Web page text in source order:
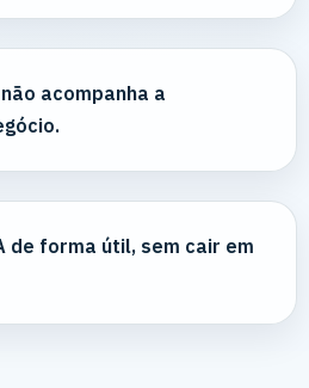
acompanha a
de forma útil, sem cair em